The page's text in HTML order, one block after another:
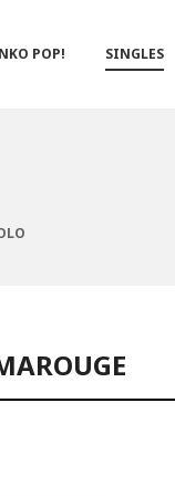
POP! SINGLES